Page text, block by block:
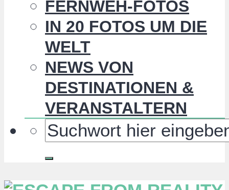
FERNWEH-FOTOS
IN 20 FOTOS UM DIE
WELT
NEWS VON
DESTINATIONEN &
VERANSTALTERN